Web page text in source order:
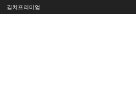
김치프리미엄